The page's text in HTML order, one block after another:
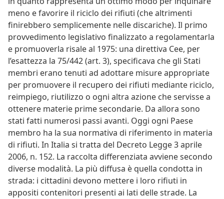
meno e favorire il riciclo dei rifiuti (che altrimenti
finirebbero semplicemente nelle discariche). Il primo
provvedimento legislativo finalizzato a regolamentarla
e promuoverla risale al 1975: una direttiva Cee, per
l’esattezza la 75/442 (art. 3), specificava che gli Stati
membri erano tenuti ad adottare misure appropriate
per promuovere il recupero dei rifiuti mediante riciclo,
reimpiego, riutilizzo o ogni altra azione che servisse a
ottenere materie prime secondarie. Da allora sono
stati fatti numerosi passi avanti. Oggi ogni Paese
membro ha la sua normativa di riferimento in materia
di rifiuti. In Italia si tratta del Decreto Legge 3 aprile
2006, n. 152. La raccolta differenziata avviene secondo
diverse modalità. La più diffusa è quella condotta in
strada: i cittadini devono mettere i loro rifiuti in
appositi contenitori presenti ai lati delle strade. La